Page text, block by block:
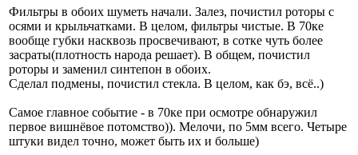
Фильтры в обоих шуметь начали. Залез, почистил роторы с
осями и крыльчатками. В целом, фильтры чистые. В 70ке
вообще губки насквозь просвечивают, в сотке чуть более
засраты(плотность народа решает). В общем, почистил
роторы и заменил синтепон в обоих.
Сделал подмены, почистил стекла. В целом, как бэ, всё..)
Самое главное событие - в 70ке при осмотре обнаружил
первое вишнёвое потомство)). Мелочи, по 5мм всего. Четыре
штуки видел точно, может быть их и больше)